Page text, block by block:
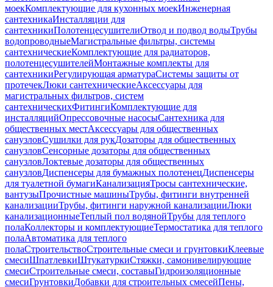
моекКомплектующие для кухонных моекИнженерная
сантехникаИнсталляции для
сантехникиПолотенцесушителиОтвод и подвод водыТрубы
водопроводныеМагистральные фильтры, системы
сантехническиеКомплектующие для радиаторов,
полотенцесушителейМонтажные комплекты для
сантехникиРегулирующая арматураСистемы защиты от
протечекЛюки сантехническиеАксессуары для
магистральных фильтров, систем
сантехническихФитингиКомплектующие для
инсталляцийОпрессовочные насосыСантехника для
общественных местАксессуары для общественных
санузловСушилки для рукДозаторы для общественных
санузловСенсорные дозаторы для общественных
санузловЛоктевые дозаторы для общественных
санузловДиспенсеры для бумажных полотенецДиспенсеры
для туалетной бумагиКанализацияТросы сантехнические,
вантузыПрочистные машиныТрубы, фитинги внутренней
канализацииТрубы, фитинги наружной канализацииЛюки
канализационныеТеплый пол водянойТрубы для теплого
полаКоллекторы и комплектующиеТермостатика для теплого
полаАвтоматика для теплого
полаСтроительствоСтроительные смеси и грунтовкиКлеевые
смесиШпатлевкиШтукатуркиСтяжки, самонивелирующие
смесиСтроительные смеси, составыГидроизоляционные
смесиГрунтовкиДобавки для строительных смесейПены,